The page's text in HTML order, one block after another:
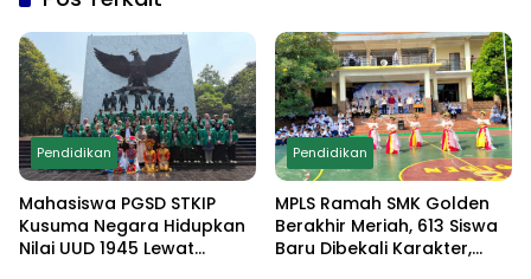
Pendidikan
Mahasiswa PGSD STKIP
Kusuma Negara Hidupkan
Nilai UUD 1945 Lewat
Pendidikan
MPLS Ramah SMK Golden
Berakhir Meriah, 613 Siswa
Baru Dibekali Karakter,